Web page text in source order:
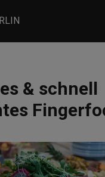
& schnell